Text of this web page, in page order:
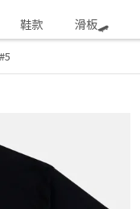
鞋款 滑板🛹